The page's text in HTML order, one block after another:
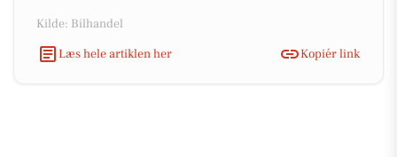
Kilde: Bilhandel
Læs hele artiklen her
Kopiér link